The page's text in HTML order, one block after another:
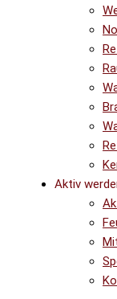
Aktiv